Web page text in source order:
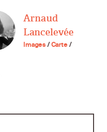
Arnaud
Lancelevée
Images/Carte/